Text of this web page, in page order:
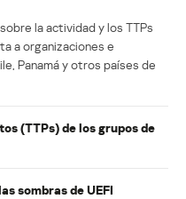
la actividad y los TTPs
a organizaciones e
Panamá y otros países de
(TTPs) de los grupos de
sombras de UEFI